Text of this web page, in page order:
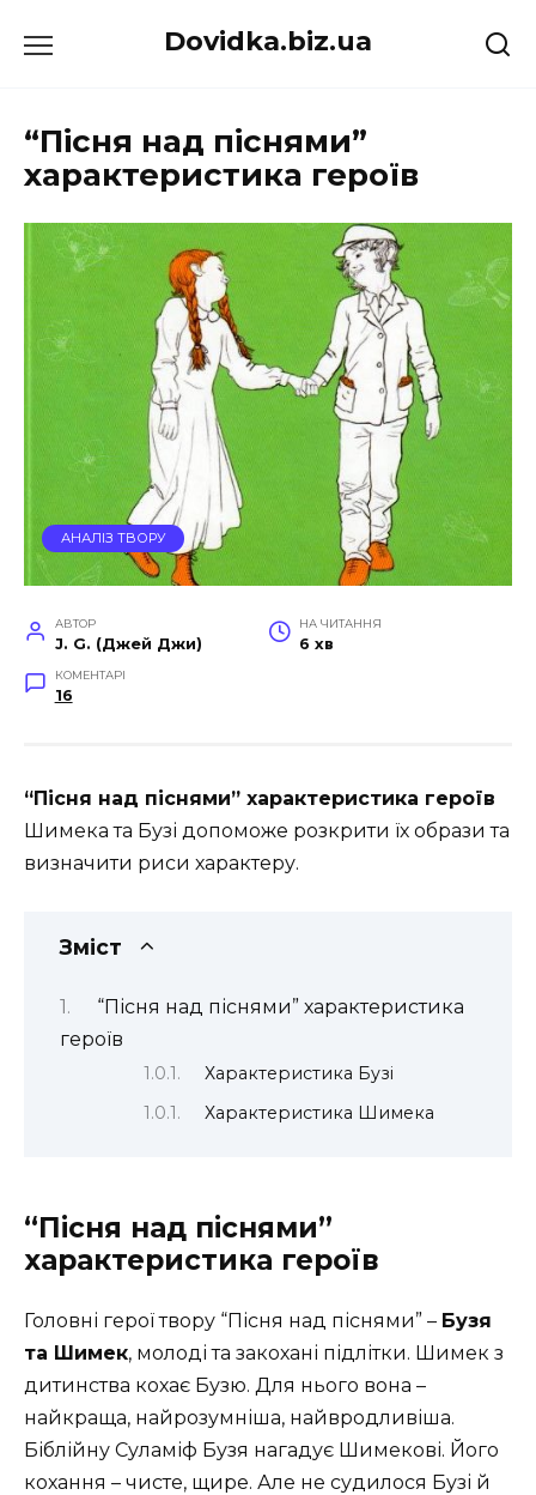
до
Dovidka.biz.ua
“Пісня над піснями”
характеристика героїв
АНАЛІЗ ТВОРУ
АВТОР
J. G. (Джей Джи)
НА ЧИТАННЯ
6 хв
КОМЕНТАРІ
16
“Пісня над піснями” характеристика героїв
Шимека та Бузі допоможе розкрити їх образи та
визначити риси характеру.
Зміст
“Пісня над піснями” характеристика
героїв
Характеристика Бузі
Характеристика Шимека
“Пісня над піснями”
характеристика героїв
Головні герої твору “Пісня над піснями” – Бузя
та Шимек, молоді та закохані підлітки. Шимек з
дитинства кохає Бузю. Для нього вона –
найкраща, найрозумніша, найвродливіша.
Біблійну Суламіф Бузя нагадує Шимекові. Його
кохання – чисте, щире. Але не судилося Бузі й